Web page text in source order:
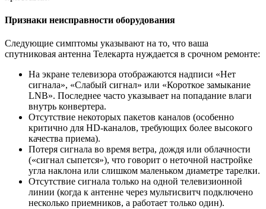
Признаки неисправности оборудования
Следующие симптомы указывают на то, что ваша
спутниковая антенна Телекарта нуждается в срочном ремонте:
На экране телевизора отображаются надписи «Нет
сигнала», «Слабый сигнал» или «Короткое замыкание
LNB». Последнее часто указывает на попадание влаги
внутрь конвертера.
Отсутствие некоторых пакетов каналов (особенно
критично для HD-каналов, требующих более высокого
качества приема).
Потеря сигнала во время ветра, дождя или облачности
(«сигнал сыпется»), что говорит о неточной настройке
угла наклона или слишком маленьком диаметре тарелки.
Отсутствие сигнала только на одной телевизионной
линии (когда к антенне через мультисвитч подключено
несколько приемников, а работает только один).